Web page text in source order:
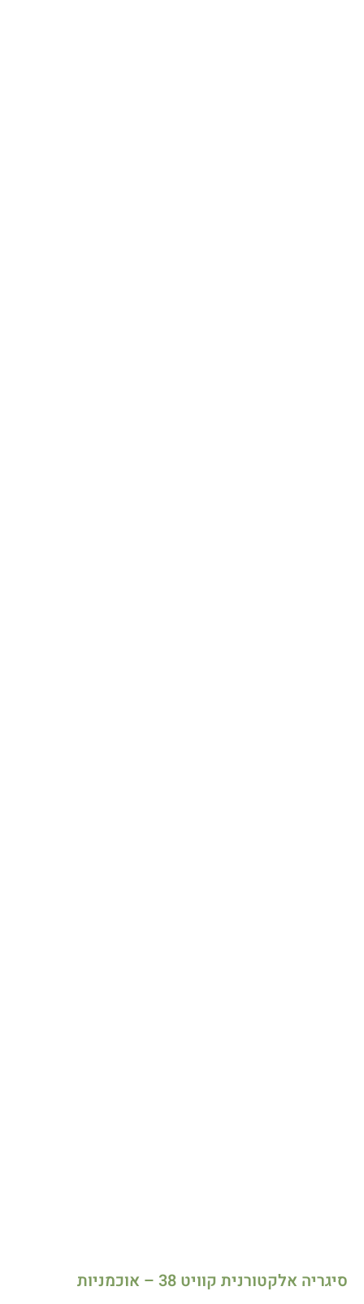
סיגריה אלקטורנית קוויט 38 – אוכמניות